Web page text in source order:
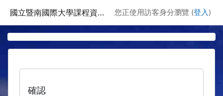
國立暨南國際大學課程資訊網 您正使用訪客身分瀏覽 (登入 )
確認